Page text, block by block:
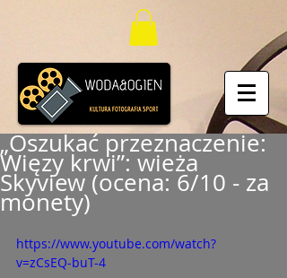
„Oszukać przeznaczenie:
Więzy krwi”: wieża
Skyview (ocena: 6/10 - za
monety)
https://www.youtube.com/watch?
v=zCsEQ-buT-4